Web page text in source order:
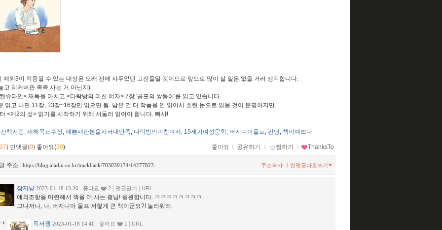
예외3이 적용될 수 있는 대상은 오래 전에 사두었던 고전들일 것이므로 앞으로 많이 살 일은 없을 거라 생각합니다.
고 리커버판 족족 사는 거 아닌지)
슈타인> 재독을 마치고 <다락방의 미친 여자> 7장 '공포의 쌍둥이'를 읽고 있습니다.
읽고 나면 11장, 13장~16장만 읽으면 됨. 남은 건 다 작품을 안 읽어서 흐린 눈으로 읽을 것이 분명하지만..
<제2의 성> 읽기를 시작하기 위해 서둘러 읽어야 합니다. 빠샤!
산책자랑, 새해목표수정, 예쁜새판본을사서대만족, 다락방의미친여자, 19세기여성문학, 버지니아울프, 펀딩, 책이예쁘다
37) 먼댓글(0) 좋아요(30) 좋아요 ｌ 공유하기 ｌ 찜하기 ｌ ThanksTo
주소 : https://blog.aladin.co.kr/trackback/703039174/14277823 먼댓글바로쓰기
주소복사
잠자냥 2023-01-18 13:26 좋아요 2 댓글달기 URL
예외조항을 마련해서 책을 더 사는 괭님! 응원합니다. ㅋㅋㅋㅋㅋㅋㅋㅋ
그나저나, 나, 버지니아 울프 저렇게 큰 책이군요?! 놀라워라.
독서괭 2023-01-18 14:40 좋아요 1 URL